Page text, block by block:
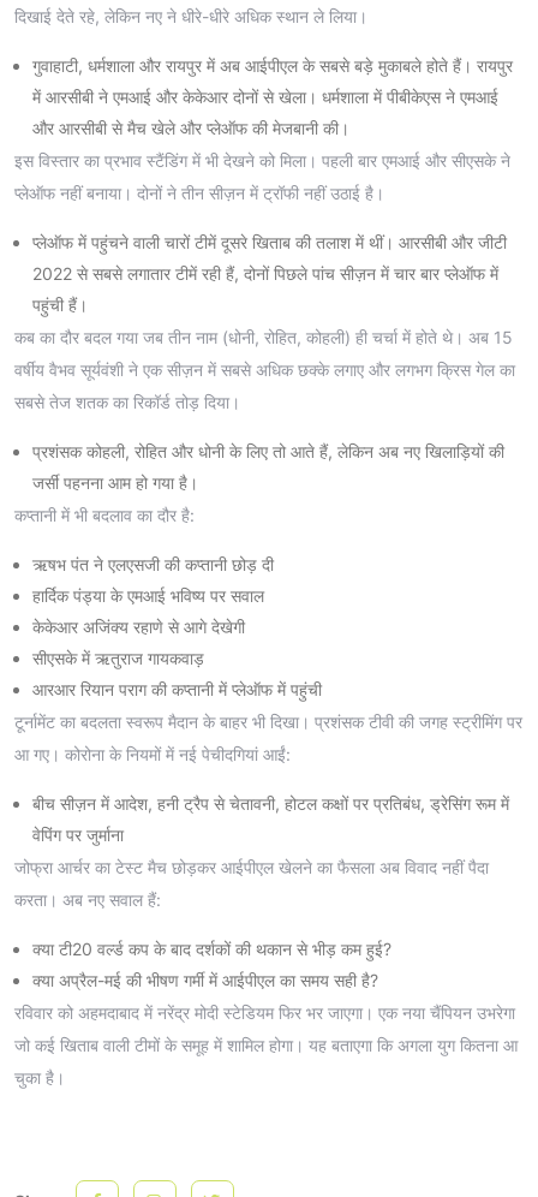
दिखाई देते रहे, लेकिन नए ने धीरे-धीरे अधिक स्थान ले लिया।
गुवाहाटी, धर्मशाला और रायपुर में अब आईपीएल के सबसे बड़े मुकाबले होते हैं। रायपुर
में आरसीबी ने एमआई और केकेआर दोनों से खेला। धर्मशाला में पीबीकेएस ने एमआई
और आरसीबी से मैच खेले और प्लेऑफ की मेजबानी की।
इस विस्तार का प्रभाव स्टैंडिंग में भी देखने को मिला। पहली बार एमआई और सीएसके ने
प्लेऑफ नहीं बनाया। दोनों ने तीन सीज़न में ट्रॉफी नहीं उठाई है।
प्लेऑफ में पहुंचने वाली चारों टीमें दूसरे खिताब की तलाश में थीं। आरसीबी और जीटी
2022 से सबसे लगातार टीमें रही हैं, दोनों पिछले पांच सीज़न में चार बार प्लेऑफ में
पहुंची हैं।
कब का दौर बदल गया जब तीन नाम (धोनी, रोहित, कोहली) ही चर्चा में होते थे। अब 15
वर्षीय वैभव सूर्यवंशी ने एक सीज़न में सबसे अधिक छक्के लगाए और लगभग क्रिस गेल का
सबसे तेज शतक का रिकॉर्ड तोड़ दिया।
प्रशंसक कोहली, रोहित और धोनी के लिए तो आते हैं, लेकिन अब नए खिलाड़ियों की
जर्सी पहनना आम हो गया है।
कप्तानी में भी बदलाव का दौर है:
ऋषभ पंत ने एलएसजी की कप्तानी छोड़ दी
हार्दिक पंड्या के एमआई भविष्य पर सवाल
केकेआर अजिंक्य रहाणे से आगे देखेगी
सीएसके में ऋतुराज गायकवाड़
आरआर रियान पराग की कप्तानी में प्लेऑफ में पहुंची
टूर्नामेंट का बदलता स्वरूप मैदान के बाहर भी दिखा। प्रशंसक टीवी की जगह स्ट्रीमिंग पर
आ गए। कोरोना के नियमों में नई पेचीदगियां आईं:
बीच सीज़न में आदेश, हनी ट्रैप से चेतावनी, होटल कक्षों पर प्रतिबंध, ड्रेसिंग रूम में
वेपिंग पर जुर्माना
जोफ्रा आर्चर का टेस्ट मैच छोड़कर आईपीएल खेलने का फैसला अब विवाद नहीं पैदा
करता। अब नए सवाल हैं:
क्या टी20 वर्ल्ड कप के बाद दर्शकों की थकान से भीड़ कम हुई?
क्या अप्रैल-मई की भीषण गर्मी में आईपीएल का समय सही है?
रविवार को अहमदाबाद में नरेंद्र मोदी स्टेडियम फिर भर जाएगा। एक नया चैंपियन उभरेगा
जो कई खिताब वाली टीमों के समूह में शामिल होगा। यह बताएगा कि अगला युग कितना आ
चुका है।